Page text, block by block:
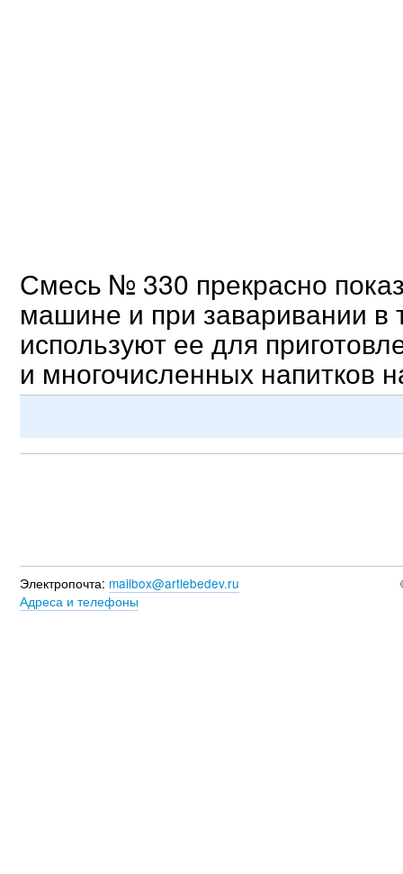
Смесь № 330 прекрасно
машине и при заваривании в
используют ее для
и многочисленных напитков
Электропочта: mailbox@artlebedev.ru
Адреса и телефоны